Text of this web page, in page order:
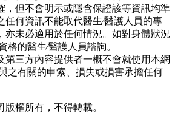
，但不會明示或隱含保證該等資訊均準
任何資訊不能取代醫生∕醫護人員的專
亦未必適用於任何情況。如對身體狀況
格的醫生∕醫護人員諮詢。
第三方內容提供者一概不會就使用本網
之有關的申索、損失或損害承擔任何
權所有，不得轉載。